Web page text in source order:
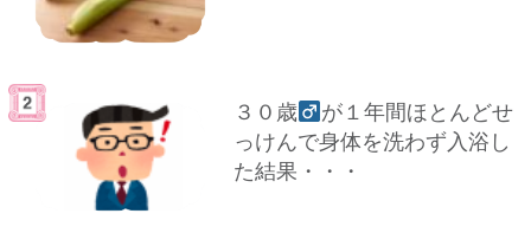
３０歳
が１年間ほとんどせ
っけんで身体を洗わず入浴し
た結果・・・